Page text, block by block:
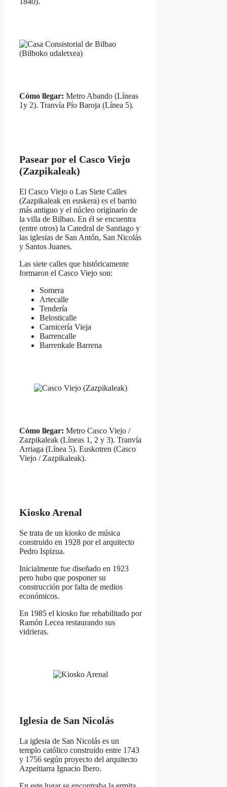
Cómo llegar: Metro Abando (Líneas
1y 2). Tranvía Pío Baroja (Línea 5).
Pasear por el Casco Viejo
(Zazpikaleak)
El Casco Viejo o Las Siete Calles
(Zazpikaleak en euskera) es el barrio
más antiguo y el núcleo originario de
la villa de Bilbao. En él se encuentra
(entre otros) la Catedral de Santiago y
las iglesias de San Antón, San Nicolás
y Santos Juanes.
Las siete calles que históricamente
formaron el Casco Viejo son:
Somera
Artecalle
Tendería
Belosticalle
Carnicería Vieja
Barrencalle
Barrenkale Barrena
Cómo llegar: Metro Casco Viejo /
Zazpikaleak (Líneas 1, 2 y 3). Tranvía
Arriaga (Línea 5). Euskotren (Casco
Viejo / Zazpikaleak).
Kiosko Arenal
Se trata de un kiosko de música
construido en 1928 por el arquitecto
Pedro Ispizua.
Inicialmente fue diseñado en 1923
pero hubo que posponer su
construcción por falta de medios
económicos.
En 1985 el kiosko fue rehabilitado por
Ramón Lecea restaurando sus
vidrieras.
Iglesia de San Nicolás
La iglesia de San Nicolás es un
templo católico construido entre 1743
y 1756 según proyecto del arquitecto
Azpeitiarra Ignacio Ibero.